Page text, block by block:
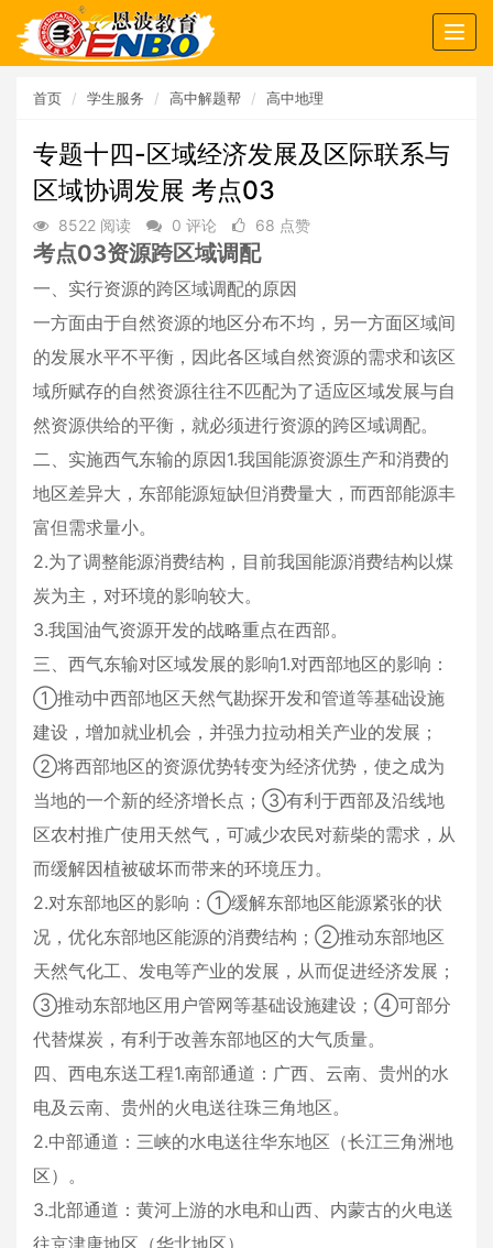
首页 学生服务 高中解题帮 高中地理
专题十四-区域经济发展及区际联系与
区域协调发展 考点03
8522 阅读 0 评论 68 点赞
考点03资源跨区域调配
一、实行资源的跨区域调配的原因
一方面由于自然资源的地区分布不均，另一方面区域间
的发展水平不平衡，因此各区域自然资源的需求和该区
域所赋存的自然资源往往不匹配为了适应区域发展与自
然资源供给的平衡，就必须进行资源的跨区域调配。
二、实施西气东输的原因1.我国能源资源生产和消费的
地区差异大，东部能源短缺但消费量大，而西部能源丰
富但需求量小。
2.为了调整能源消费结构，目前我国能源消费结构以煤
炭为主，对环境的影响较大。
3.我国油气资源开发的战略重点在西部。
三、西气东输对区域发展的影响1.对西部地区的影响：
①推动中西部地区天然气勘探开发和管道等基础设施
建设，增加就业机会，并强力拉动相关产业的发展；
②将西部地区的资源优势转变为经济优势，使之成为
当地的一个新的经济增长点；③有利于西部及沿线地
区农村推广使用天然气，可减少农民对薪柴的需求，从
而缓解因植被破坏而带来的环境压力。
2.对东部地区的影响：①缓解东部地区能源紧张的状
况，优化东部地区能源的消费结构；②推动东部地区
天然气化工、发电等产业的发展，从而促进经济发展；
③推动东部地区用户管网等基础设施建设；④可部分
代替煤炭，有利于改善东部地区的大气质量。
四、西电东送工程1.南部通道：广西、云南、贵州的水
电及云南、贵州的火电送往珠三角地区。
2.中部通道：三峡的水电送往华东地区（长江三角洲地
区）。
3.北部通道：黄河上游的水电和山西、内蒙古的火电送
往京津唐地区（华北地区）。